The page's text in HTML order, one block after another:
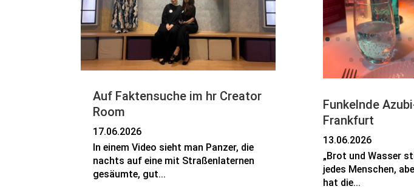
Auf Faktensuche im hr Creator
Room
17.06.2026
In einem Video sieht man Panzer, die
nachts auf eine mit Straßenlaternen
gesäumte, gut...
Funkelnde
Frankfurt
13.06.2026
„Brot und Wasser
jedes Menschen,
hat die...